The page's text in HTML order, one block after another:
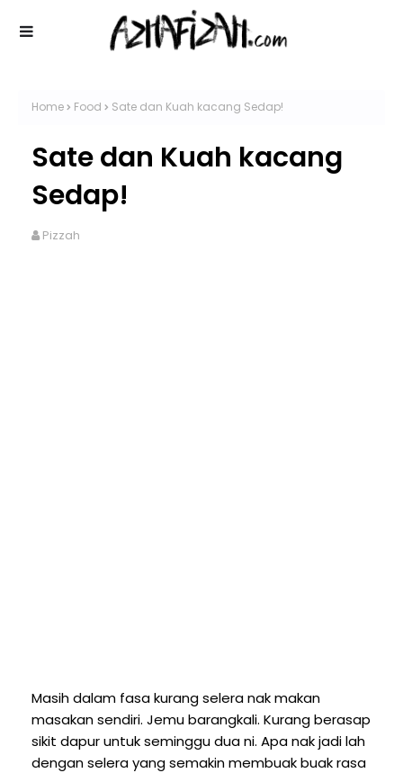
Home Food Sate dan Kuah kacang Sedap!
Sate dan Kuah kacang
Sedap!
Pizzah
Masih dalam fasa kurang selera nak makan
masakan sendiri. Jemu barangkali. Kurang berasap
sikit dapur untuk seminggu dua ni. Apa nak jadi lah
dengan selera yang semakin membuak buak rasa